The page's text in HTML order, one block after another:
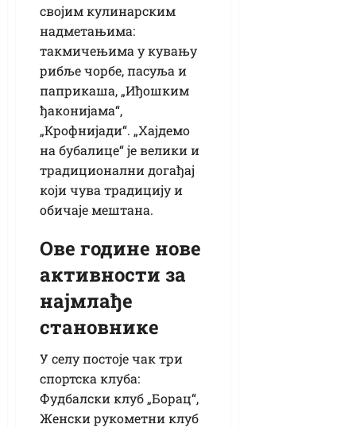
својим кулинарским
надметањима:
такмичењима у кувању
рибље чорбе, пасуља и
паприкаша, „Иђошким
ђаконијама“,
„Крофнијади“. „Хајдемо
на бубалице“ је велики и
традиционални догађај
који чува традицију и
обичаје мештана.
Ове године нове
активности за
најмлађе
становнике
У селу постоје чак три
спортска клуба:
Фудбалски клуб „Борац“,
Женски рукометни клуб